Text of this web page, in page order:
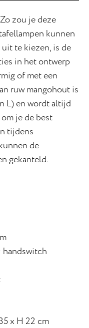
zou je deze
kunnen
te kiezen, is de
in het ontwerp
of met een
ruw mangohout is
L) en wordt altijd
je de best
tijdens
de
gekanteld.
handswitch
x H 22 cm